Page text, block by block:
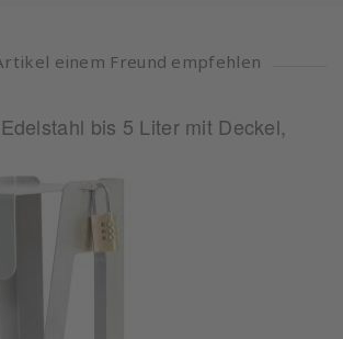
einem Freund empfehlen
bis 5 Liter mit Deckel,